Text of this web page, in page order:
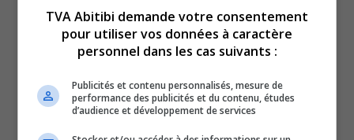
à la CSN étaient à nouveau
C’est en raison d’une troisième journée de grève des
TVA Abitibi demande votre consentement
pour utiliser vos données à caractère
personnel dans les cas suivants :
Publicités et contenu personnalisés, mesure de
performance des publicités et du contenu, études
d’audience et développement de services